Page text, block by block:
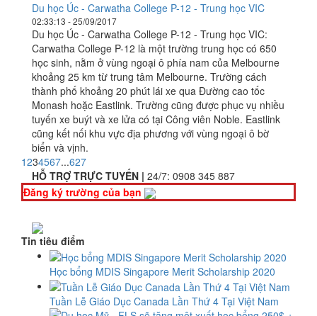
Du học Úc - Carwatha College P-12 - Trung học VIC
02:33:13 - 25/09/2017
Du học Úc - Carwatha College P-12 - Trung học VIC:
Carwatha College P-12 là một trường trung học có 650
học sinh, nằm ở vùng ngoại ô phía nam của Melbourne
khoảng 25 km từ trung tâm Melbourne. Trường cách
thành phố khoảng 20 phút lái xe qua Đường cao tốc
Monash hoặc Eastlink. Trường cũng được phục vụ nhiều
tuyến xe buýt và xe lửa có tại Công viên Noble. Eastlink
cũng kết nối khu vực địa phương với vùng ngoại ô bờ
biển và vịnh.
1234567...627
HỖ TRỢ TRỰC TUYẾN | 24/7: 0908 345 887
Đăng ký trường của bạn
Tin tiêu điểm
Học bổng MDIS Singapore Merit Scholarship 2020
Tuần Lễ Giáo Dục Canada Lần Thứ 4 Tại Việt Nam